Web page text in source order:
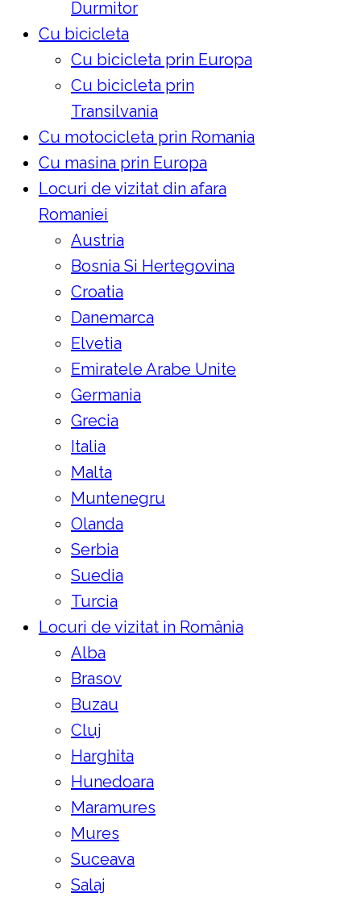
Durmitor
Cu bicicleta
Cu bicicleta prin Europa
Cu bicicleta prin
Transilvania
Cu motocicleta prin Romania
Cu masina prin Europa
Locuri de vizitat din afara
Romaniei
Austria
Bosnia Si Hertegovina
Croatia
Danemarca
Elvetia
Emiratele Arabe Unite
Germania
Grecia
Italia
Malta
Muntenegru
Olanda
Serbia
Suedia
Turcia
Locuri de vizitat in România
Alba
Brasov
Buzau
Cluj
Harghita
Hunedoara
Maramures
Mures
Suceava
Salaj